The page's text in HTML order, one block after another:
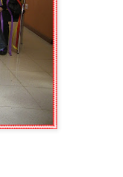
cada persona pudo vivir